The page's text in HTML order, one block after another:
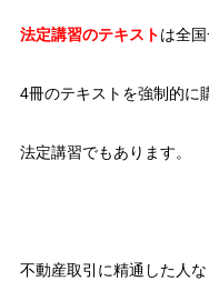
法定講習のテキストは全
4冊のテキストを強制的に
法定講習でもあります。
不動産取引に精通した人な